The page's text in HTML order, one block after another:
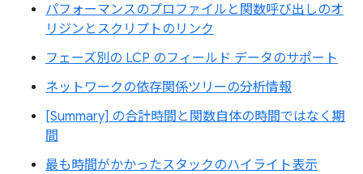
パフォーマンスのプロファイルと関数呼び出しのオ
リジンとスクリプトのリンク
フェーズ別の LCP のフィールド データのサポート
ネットワークの依存関係ツリーの分析情報
[Summary] の合計時間と関数自体の時間ではなく期
間
最も時間がかかったスタックのハイライト表示